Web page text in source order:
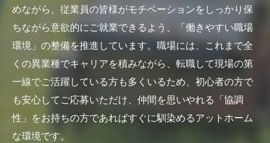
めながら、従業員の皆様がモチベーションをしっかり保
ちながら意欲的にご就業できるよう、「働きやすい職場
環境」の整備を推進しています。職場には、これまで全
くの異業種でキャリアを積みながら、転職して現場の第
一線でご活躍している方も多くいるため、初心者の方で
も安心してご応募いただけ、仲間を思いやれる「協調
性」をお持ちの方であればすぐに馴染めるアットホーム
な環境です。